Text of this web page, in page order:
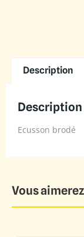
Description
Description
Ecusson brodé
Vous